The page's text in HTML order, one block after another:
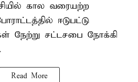
கால வரையற்ற
ஈடுபட்டு
சட்டசபை நோக்கி
Read More